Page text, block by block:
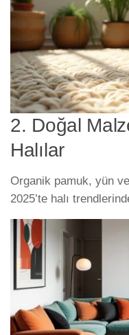
2. Doğal
Halılar
Organik pamuk, yün
2025’te halı